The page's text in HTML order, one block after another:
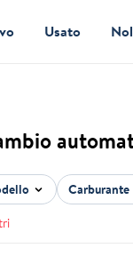
Usato
Carburante